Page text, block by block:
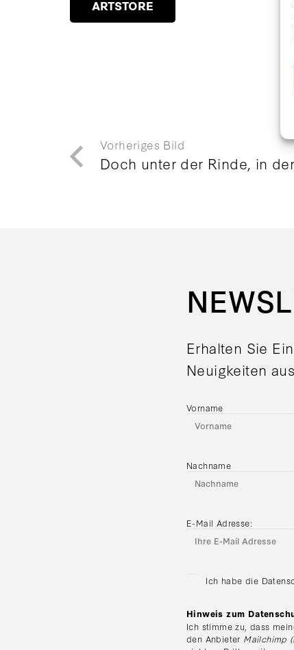
ARTSTORE
Vorheriges Bild
Doch unter der Rinde, in
Erhalten Sie
Neuigkeiten
Vorname
Nachname
E-Mail Adresse:
Ich habe die
Hinweis zum
Ich stimme zu, dass
den Anbieter Mailchimp